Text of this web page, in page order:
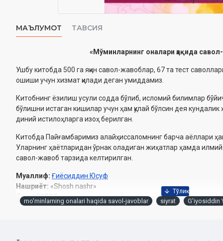
МАЪЛУМОТ ТАВСИЯ
«Мўминларнинг оналари ҳақида
Ушбу китобда 500 га яқин савол-жавоблар, 67 та тест
ошиши учун хизмат қилади деган умиддамиз.
Китобнинг ёзилиш усули содда бўлиб, исломий билимлар
бўлишни истаган кишилар учун ҳам қулай бўлсин дея
диний истилоҳларга изоҳ берилган.
Китобда Пайғамбаримиз алайҳиссаломнинг барча аёллари
Уларнинг ҳаётларидан ўрнак оладиган жиҳатлар ҳамда
савол-жавоб тарзида келтирилган.
Муаллиф: Ғиёсиддин Юсуф
Нашриёт: «Shosh nashr»
Сана:2022 йил
Ҳажми:176 бет
Муқоваси:
mo'minlarning onalari haqida savol-javoblar siyrat G'iyosiddin